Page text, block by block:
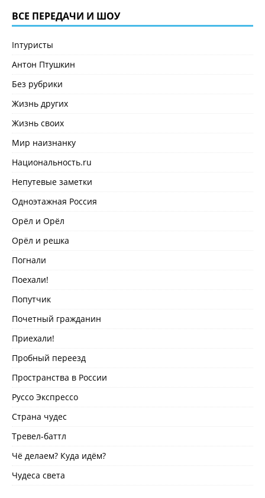
ВСЕ ПЕРЕДАЧИ И ШОУ
Inтуристы
Антон Птушкин
Без рубрики
Жизнь других
Жизнь своих
Мир наизнанку
Национальность.ru
Непутевые заметки
Одноэтажная Россия
Орёл и Орёл
Орёл и решка
Погнали
Поехали!
Попутчик
Почетный гражданин
Приехали!
Пробный переезд
Пространства в России
Руссо Экспрессо
Страна чудес
Тревел-баттл
Чё делаем? Куда идём?
Чудеса света